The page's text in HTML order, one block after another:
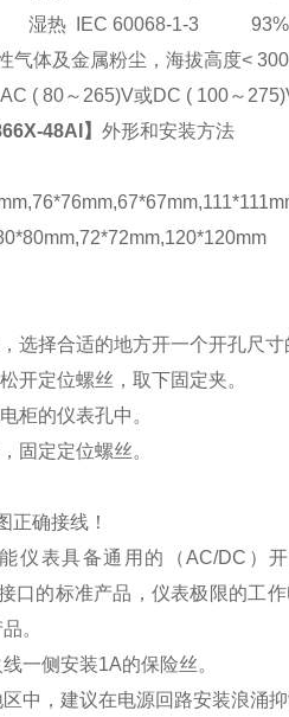
湿热 IEC 60068-1-3
气体及金属粉尘，海拔高度<
( 80～265)V或DC ( 100～
48AI 】外形和安装方法
选择合适的地方开一个开孔尺寸
开定位螺丝，取下固定夹。
柜的仪表孔中。
固定定位螺丝。
正确接线！
仪表具备通用的（AC/DC ）
口的标准产品，仪表极限的工
。
一侧安装1A的保险丝。
中，建议在电源回路安装浪涌